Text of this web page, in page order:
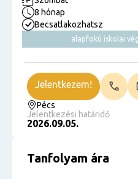
8 hónap
Becsatlakozhatsz
alapfokú iskolai
Pécs
Jelentkezési határidő
2026.09.05.
Jelentkezem!
Tanfolyam ára